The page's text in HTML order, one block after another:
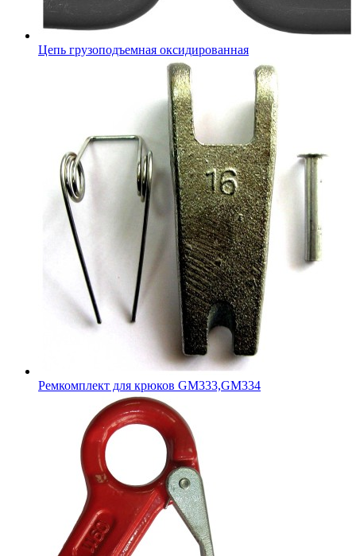
Цепь грузоподъемная оксидированная
Ремкомплект для крюков GM333,GM334